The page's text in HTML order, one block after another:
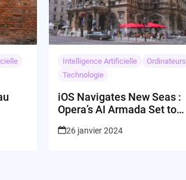
Intelligence Artificielle
Ordinateurs
Technologie
iOS Navigates New Seas :
Opera’s AI Armada Set to
26 janvier 2024